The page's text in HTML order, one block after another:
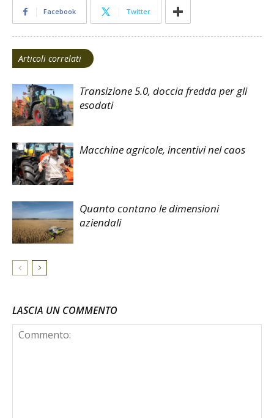
Facebook Twitter
Articoli correlati
Transizione 5.0, doccia fredda per gli
esodati
Macchine agricole, incentivi nel caos
Quanto contano le dimensioni
aziendali
LASCIA UN COMMENTO